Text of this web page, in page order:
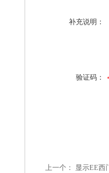
补充说明：
验证码：
上一个： 显示EE西